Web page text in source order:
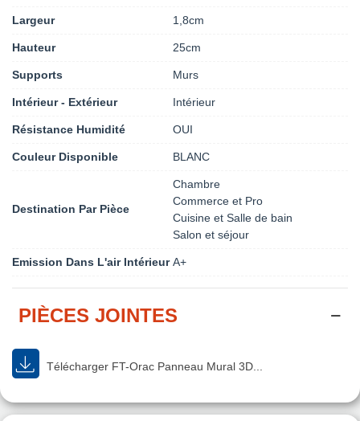
Largeur 1,8cm
Hauteur 25cm
Supports Murs
Intérieur - Extérieur Intérieur
Résistance Humidité OUI
Couleur Disponible BLANC
Destination Par Pièce
Chambre
Commerce et Pro
Cuisine et Salle de bain
Salon et séjour
Emission Dans L'air Intérieur A+
PIÈCES JOINTES
Télécharger FT-Orac Panneau Mural 3D...